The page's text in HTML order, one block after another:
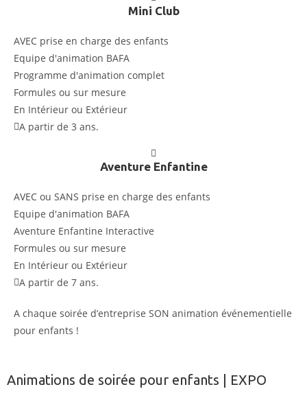
Mini Club
AVEC prise en charge des enfants
Equipe d'animation BAFA
Programme d'animation complet
Formules ou sur mesure
En Intérieur ou Extérieur
A partir de 3 ans.
Aventure Enfantine
AVEC ou SANS prise en charge des enfants
Equipe d'animation BAFA
Aventure Enfantine Interactive
Formules ou sur mesure
En Intérieur ou Extérieur
A partir de 7 ans.
A chaque soirée d’entreprise SON animation événementielle
pour enfants !
Animations de soirée pour enfants | EXPO